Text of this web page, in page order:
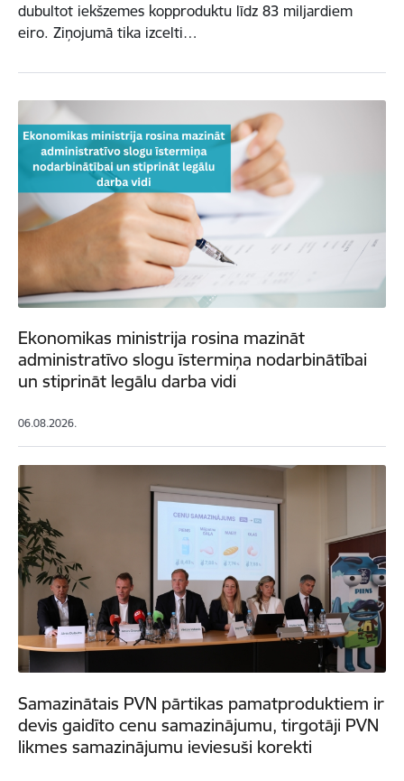
dubultot iekšzemes kopproduktu līdz 83 miljardiem
eiro. Ziņojumā tika izcelti…
Ekonomikas ministrija rosina mazināt
administratīvo slogu īstermiņa nodarbinātībai
un stiprināt legālu darba vidi
06.08.2026.
Samazinātais PVN pārtikas pamatproduktiem ir
devis gaidīto cenu samazinājumu, tirgotāji PVN
likmes samazinājumu ieviesuši korekti